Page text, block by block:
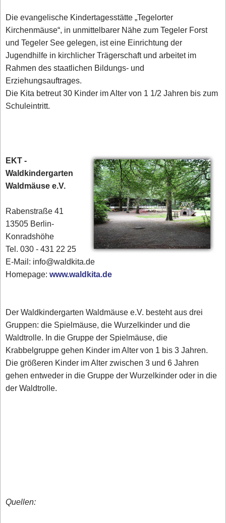
Die evangelische Kindertagesstätte „Tegelorter
Kirchenmäuse“, in unmittelbarer Nähe zum Tegeler Forst
und Tegeler See gelegen, ist eine Einrichtung der
Jugendhilfe in kirchlicher Trägerschaft und arbeitet im
Rahmen des staatlichen Bildungs- und
Erziehungsauftrages.
Die Kita betreut 30 Kinder im Alter von 1 1/2 Jahren bis zum
Schuleintritt.
EKT -
Waldkindergarten
Waldmäuse e.V.
Rabenstraße 41
13505 Berlin-
Konradshöhe
Tel. 030 - 431 22 25‎
E-Mail: info@waldkita.de
Homepage:www.waldkita.de
Der Waldkindergarten Waldmäuse e.V. besteht aus drei
Gruppen: die Spielmäuse, die Wurzelkinder und die
Waldtrolle. In die Gruppe der Spielmäuse, die
Krabbelgruppe gehen Kinder im Alter von 1 bis 3 Jahren.
Die größeren Kinder im Alter zwischen 3 und 6 Jahren
gehen entweder in die Gruppe der Wurzelkinder oder in die
der Waldtrolle.
Quellen: